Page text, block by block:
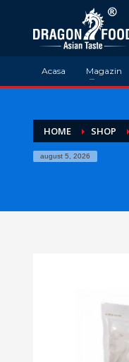
Acasa Magazin
HOME SHOP
august 5, 2026